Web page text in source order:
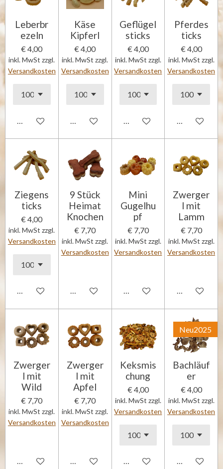
Leberbr
ezeln
€ 4,00
inkl. MwSt zzgl.
Versandkosten
In den Warenkorb
Käse
Kipferl
€ 4,00
inkl. MwSt zzgl.
Versandkosten
In den Warenkorb
Geflügel
sticks
€ 4,00
inkl. MwSt zzgl.
Versandkosten
In den Warenkorb
Pferdes
ticks
€ 4,00
inkl. MwSt zzgl.
Versandkosten
In den
Ziegens
ticks
€ 4,00
inkl. MwSt zzgl.
Versandkosten
In den Warenkorb
9 Stück
Heimat
Knochen
€ 7,70
inkl. MwSt zzgl.
Versandkosten
In den Warenkorb
Mini
Gugelhu
pf
€ 7,70
inkl. MwSt zzgl.
Versandkosten
In den Warenkorb
Zwerger
l mit
Lamm
€ 7,70
inkl. MwSt zzgl.
Versandkosten
In den
Zwerger
l mit
Wild
€ 7,70
inkl. MwSt zzgl.
Versandkosten
In den Warenkorb
Zwerger
l mit
Apfel
€ 7,70
inkl. MwSt zzgl.
Versandkosten
In den Warenkorb
Keksmis
chung
€ 4,00
inkl. MwSt zzgl.
Versandkosten
In den Warenkorb
Neu2025
Bachläuf
er
€ 4,00
inkl. MwSt zzgl.
Versandkosten
In den